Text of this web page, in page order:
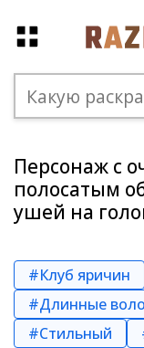
Персонаж с
полосатым
ушей на
#Клуб яричин
#Длинные
#Стильный